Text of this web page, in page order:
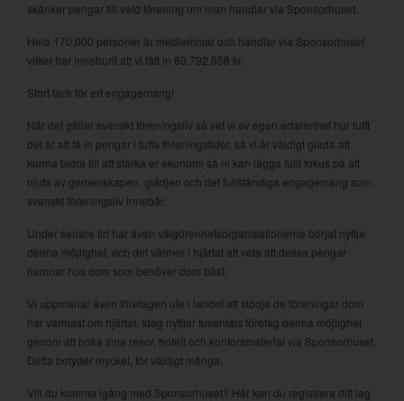
skänker pengar till vald förening om man handlar via Sponsorhuset.
Hela 170,000 personer är medlemmar och handlar via Sponsorhuset
vilket har inneburit att vi fått in 80,792,558 kr.
Stort tack för ert engagemang!
När det gäller svenskt föreningsliv så vet vi av egen erfarenhet hur tufft
det är att få in pengar i tuffa föreningstider, så vi är väldigt glada att
kunna bidra till att stärka er ekonomi så ni kan lägga fullt fokus på att
njuta av gemenskapen, glädjen och det fullständiga engagemang som
svenskt föreningsliv innebär.
Under senare tid har även välgörenhetsorganisationerna börjat nyttja
denna möjlighet, och det värmer i hjärtat att veta att dessa pengar
hamnar hos dom som behöver dom bäst.
Vi uppmanar även företagen ute i landet att stödja de föreningar dom
har varmast om hjärtat. Idag nyttjar tusentals företag denna möjlighet
genom att boka sina resor, hotell och kontorsmaterial via Sponsorhuset.
Detta betyder mycket, för väldigt många.
Vill du komma igång med Sponsorhuset? Här kan du registrera ditt lag